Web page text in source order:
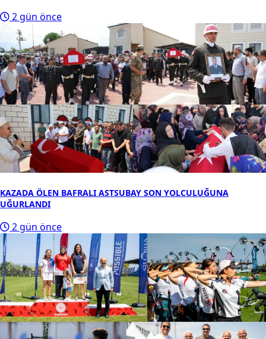
2 gün önce
KAZADA ÖLEN BAFRALI ASTSUBAY SON YOLCULUĞUNA
UĞURLANDI
2 gün önce